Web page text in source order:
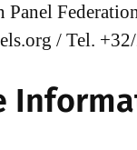
Panel
/ Tel.